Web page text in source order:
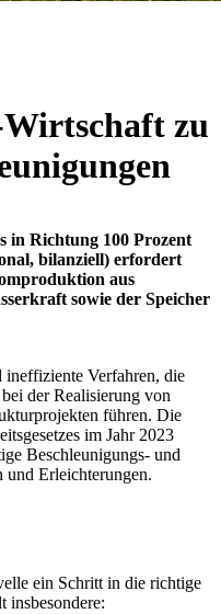
zu
in Richtung 100 Prozent
bilanziell) erfordert
aus
sowie der Speicher
ineffiziente Verfahren, die
der Realisierung von
führen. Die
im Jahr 2023
Beschleunigungs- und
und Erleichterungen.
ein Schritt in die richtige
insbesondere: